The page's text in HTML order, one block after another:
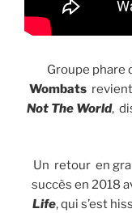
Groupe phare
Wombatsrevient
Not The World,
Un retour en
succès en 2018
Life, qui s’est